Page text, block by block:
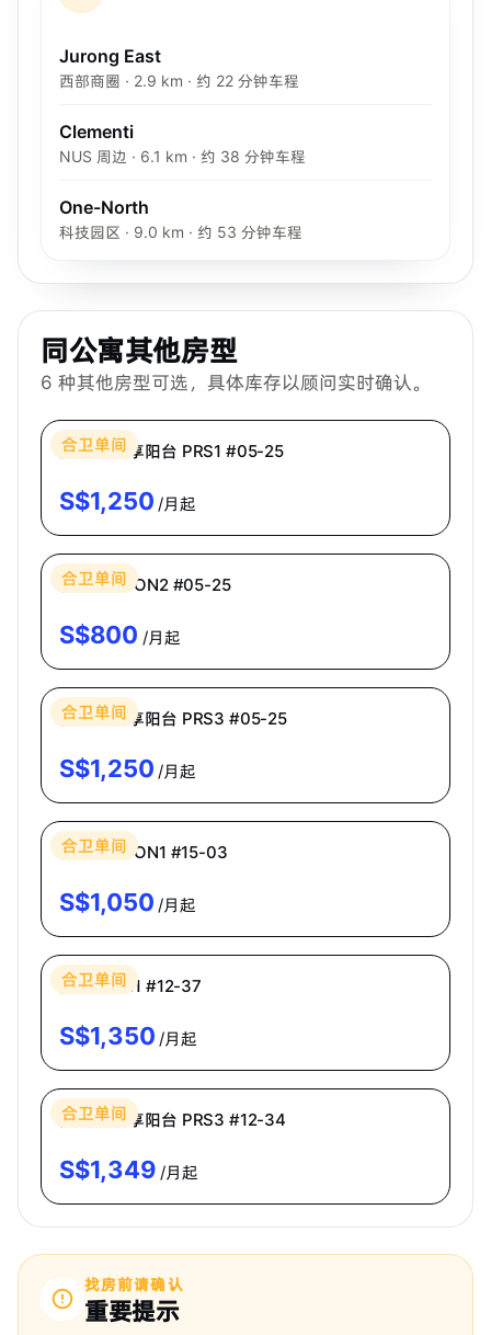
Jurong East
西部商圈 · 2.9 km · 约 22 分钟车程
Clementi
NUS 周边 · 6.1 km · 约 38 分钟车程
One-North
科技园区 · 9.0 km · 约 53 分钟车程
同公寓其他房型
6 种其他房型可选，具体库存以顾问实时确认。
合卫单间
Bespoke Habitat 共居
高级房·共享阳台 PRS1 #05-25
S$1,250 /月起
合卫单间
普通房 ECON2 #05-25
S$800 /月起
合卫单间
高级房·共享阳台 PRS3 #05-25
S$1,250 /月起
合卫单间
普通房 ECON1 #15-03
S$1,050 /月起
合卫单间
高级房 PR1 #12-37
S$1,350 /月起
合卫单间
高级房·共享阳台 PRS3 #12-34
S$1,349 /月起
找房前请确认
重要提示